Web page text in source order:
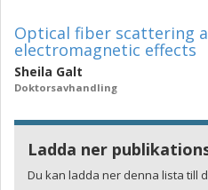
Optical fiber scattering
electromagnetic effects
Sheila Galt
Doktorsavhandling
Ladda ner
Du kan ladda ner denna lista till